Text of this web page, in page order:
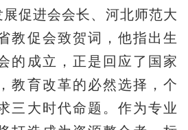
促进会会长、河北师范大
教促会致贺词，他指出生
的成立，正是回应了国家
教育改革的必然选择，个
三大时代命题。作为专业